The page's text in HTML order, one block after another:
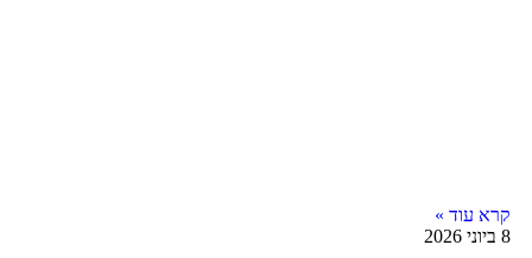
קרא עוד »
8 ביוני 2026